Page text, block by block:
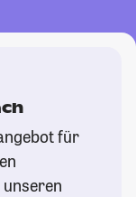
für